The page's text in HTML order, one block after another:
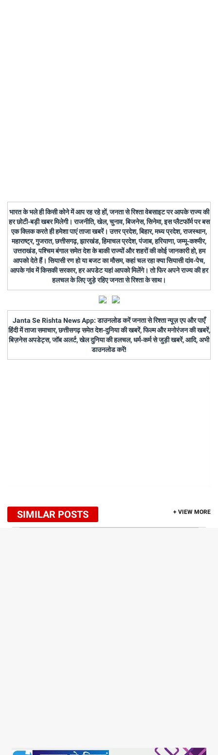
भारत के भले ही किसी कोने में आप रह रहे हों, जनता से रिश्ता वेबसाइट पर आपके राज्य की
हर छोटी-बड़ी खबर मिलेगी। राजनीति, खेल, चुनाव, बिजनेस, सिनेमा, इस प्लैटफॉर्म पर बस
एक क्लिक करते ही हमेशा पाएं ताजा खबरें। उत्तर प्रदेश, बिहार, मध्य प्रदेश, राजस्थान,
महाराष्ट्र, गुजरात, छत्तीसगढ़, झारखंड, हिमाचल प्रदेश, पंजाब, हरियाणा, जम्मू-कश्मीर,
उत्तराखंड, पश्चिम बंगाल समेत देश के बाकी राज्यों और शहरों की कोई जानकारी हो, हम
आपको देते हैं। सियासी रण हो या बजट का मौसम, कहां चल रहा क्या सियासी दांव-पेच,
आपके गांव में किसकी सरकार, हर अपडेट यहां आपको मिलेंगे। तो फिर अपने राज्य की हर
हलचल के लिए जुड़े रहिए जनता से रिश्ता के साथ।
Janta Se Rishta News App: डाउनलोड करें जनता से रिश्ता न्यूज़ एप और पाएँ
हिंदी में ताजा समाचार, छत्तीसगढ़ समेत देश-दुनिया की खबरें, फिल्म और मनोरंजन की खबरें,
बिज़नेस अपडेट्स, जॉब अलर्ट, खेल दुनिया की हलचल, धर्म-कर्म से जुड़ी खबरें, आदि, अभी
डाउनलोड करें!
SIMILAR POSTS + VIEW MORE